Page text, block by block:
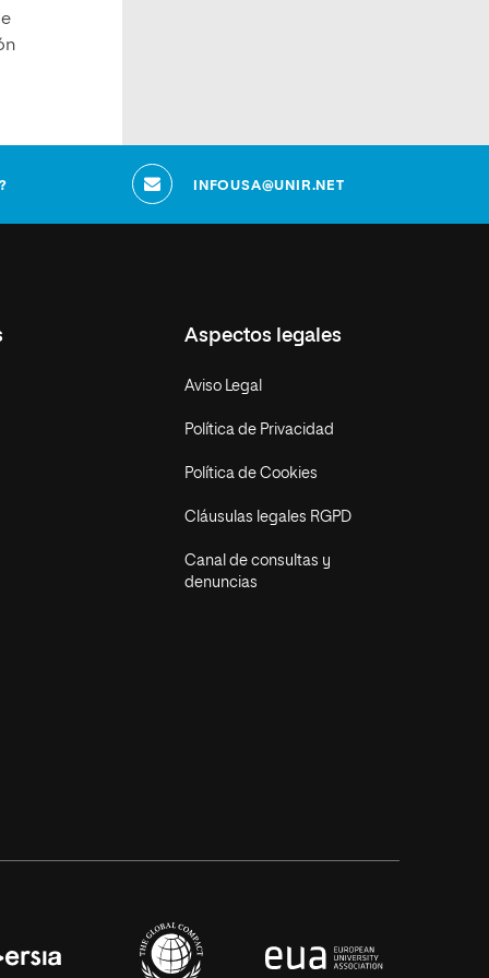
INFOUSA@UNIR.NET
Aspectos legales
Aviso Legal
Política de Privacidad
Política de Cookies
Cláusulas legales RGPD
Canal de consultas y
denuncias